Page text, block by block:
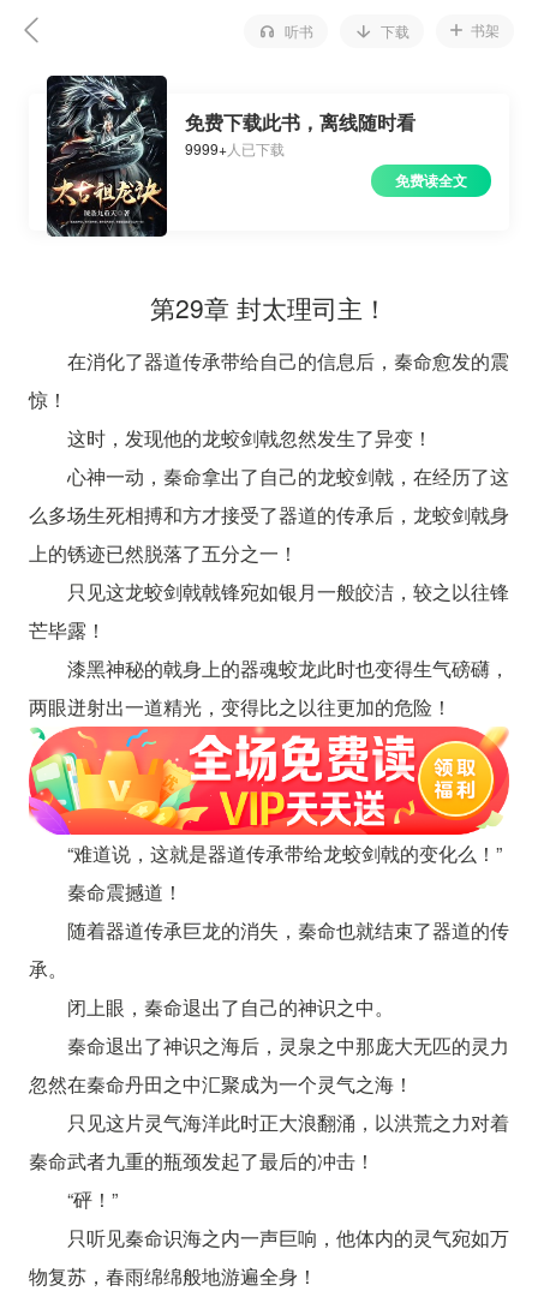
听书 下载 书架
免费下载此书，离线随时看
9999+人已下载
免费读全文
第29章 封太理司主！
在消化了器道传承带给自己的信息后，秦命愈发的震
惊！
这时，发现他的龙蛟剑戟忽然发生了异变！
心神一动，秦命拿出了自己的龙蛟剑戟，在经历了这
么多场生死相搏和方才接受了器道的传承后，龙蛟剑戟身
上的锈迹已然脱落了五分之一！
只见这龙蛟剑戟戟锋宛如银月一般皎洁，较之以往锋
芒毕露！
漆黑神秘的戟身上的器魂蛟龙此时也变得生气磅礴，
两眼迸射出一道精光，变得比之以往更加的危险！
“难道说，这就是器道传承带给龙蛟剑戟的变化么！”
秦命震撼道！
随着器道传承巨龙的消失，秦命也就结束了器道的传
承。
闭上眼，秦命退出了自己的神识之中。
秦命退出了神识之海后，灵泉之中那庞大无匹的灵力
忽然在秦命丹田之中汇聚成为一个灵气之海！
只见这片灵气海洋此时正大浪翻涌，以洪荒之力对着
秦命武者九重的瓶颈发起了最后的冲击！
“砰！”
只听见秦命识海之内一声巨响，他体内的灵气宛如万
物复苏，春雨绵绵般地游遍全身！